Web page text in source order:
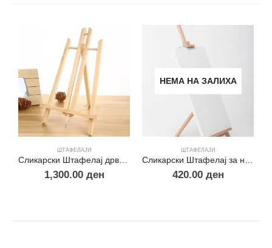
ШТАФЕЛАЈИ
Сликарски Штафелај дрвен за биро хоби
1,300.00 ден
НЕМА НА ЗАЛИХА
ШТАФЕЛАЈИ
Сликарски Штафелај за на биро 50cm
420.00 ден